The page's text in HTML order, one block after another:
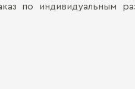
по индивидуальным